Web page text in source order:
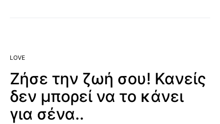
LOVE
Ζήσε την ζωή σου! Κανείς
δεν μπορεί να το κάνει
για σένα..